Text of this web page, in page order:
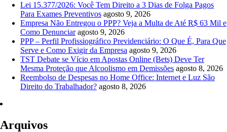
Lei 15.377/2026: Você Tem Direito a 3 Dias de Folga Pagos
Para Exames Preventivos agosto 9, 2026
Empresa Não Entregou o PPP? Veja a Multa de Até R$ 63 Mil e
Como Denunciar agosto 9, 2026
PPP – Perfil Profissiográfico Previdenciário: O Que É, Para Que
Serve e Como Exigir da Empresa agosto 9, 2026
TST Debate se Vício em Apostas Online (Bets) Deve Ter
Mesma Proteção que Alcoolismo em Demissões agosto 8, 2026
Reembolso de Despesas no Home Office: Internet e Luz São
Direito do Trabalhador? agosto 8, 2026
Arquivos